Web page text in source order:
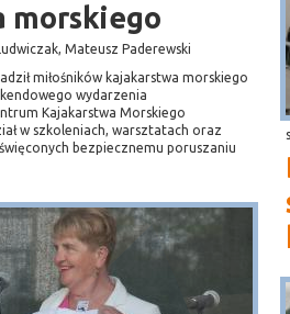
morskiego
Mateusz Paderewski
miłośników kajakarstwa morskiego
wydarzenia
Kajakarstwa Morskiego
w szkoleniach, warsztatach oraz
bezpiecznemu poruszaniu